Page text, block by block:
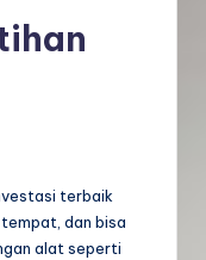
terbaik
dan bisa
alat seperti